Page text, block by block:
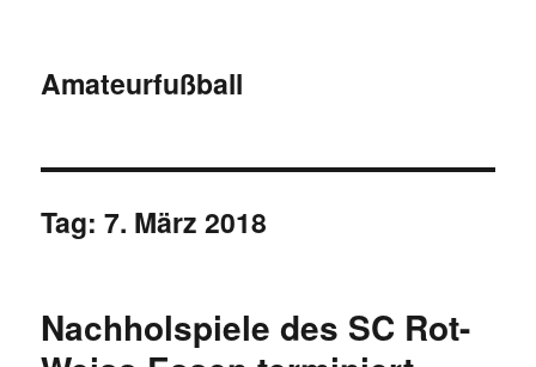
Amateurfußball
Tag:7. März 2018
Nachholspiele des SC Rot-